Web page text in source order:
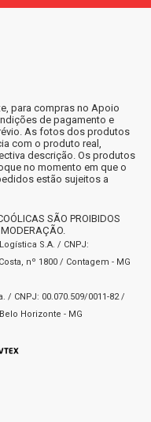
para compras no Apoio
de pagamento e
As fotos dos produtos
com o produto real,
descrição. Os produtos
no momento em que o
estão sujeitos a
SÃO PROIBIDOS
S.A. / CNPJ:
nº 1800 / Contagem - MG
/ CNPJ: 00.070.509/0011-82 /
Horizonte - MG